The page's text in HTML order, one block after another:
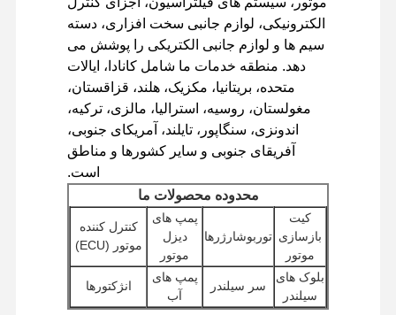
موتور دیزل
موتور میتسوبیشی
موتور بیل مکانیکی
کیت بازسازی موتور
تجمع توربو شارژر
سایر قطعات موتور
سیستم کنترل الکترونیکی
الکترونیکی، لوازم جانبی سخت افزاری، دسته
سیم ها و لوازم جانبی الکتریکی را پوشش می
دهد. منطقه خدمات ما شامل کانادا، ایالات
متحده، بریتانیا، مکزیک، هلند، قزاقستان،
مغولستان، روسیه، استرالیا، مالزی، ترکیه،
اندونزی، سنگاپور، تایلند، آمریکای جنوبی،
آفریقای جنوبی و سایر کشورها و مناطق
است.
محدوده محصولات ما
کیت
بازسازی
موتور
توربوشارژرها
پمپ های
دیزل
موتور
کنترل کننده
موتور (ECU)
بلوک های
سیلندر
سر سیلندر
پمپ های
آب
انژکتورها